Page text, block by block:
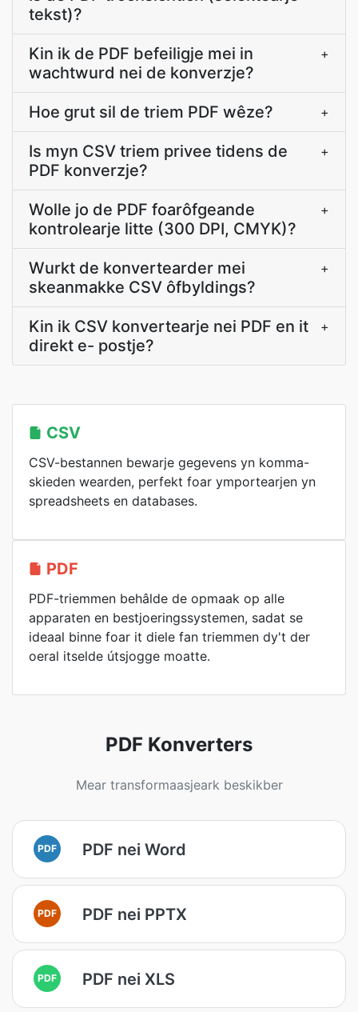
tekst)?
Kin ik de PDF befeiligje mei in
wachtwurd nei de konverzje?
+
Hoe grut sil de triem PDF wêze? +
Is myn CSV triem privee tidens de
PDF konverzje?
+
Wolle jo de PDF foarôfgeande
kontrolearje litte (300 DPI, CMYK)?
+
Wurkt de konvertearder mei
skeanmakke CSV ôfbyldings?
+
Kin ik CSV konvertearje nei PDF en it
direkt e- postje?
+
CSV
CSV-bestannen bewarje gegevens yn komma-
skieden wearden, perfekt foar ymportearjen yn
spreadsheets en databases.
PDF
PDF-triemmen behâlde de opmaak op alle
apparaten en bestjoeringssystemen, sadat se
ideaal binne foar it diele fan triemmen dy't der
oeral itselde útsjogge moatte.
PDF Konverters
Mear transformaasjeark beskikber
PDF PDF nei Word
PDF PDF nei PPTX
PDF PDF nei XLS